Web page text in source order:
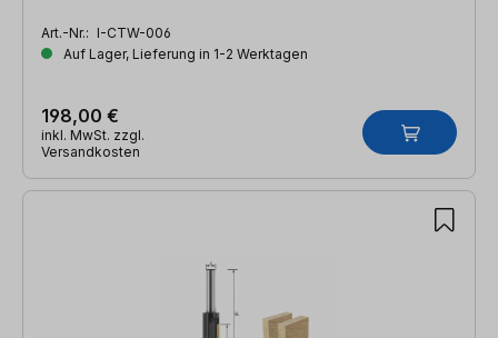
Art.-Nr.: I-CTW-006
Auf Lager, Lieferung in 1-2 Werktagen
198,00 €
inkl. MwSt. zzgl.
Versandkosten